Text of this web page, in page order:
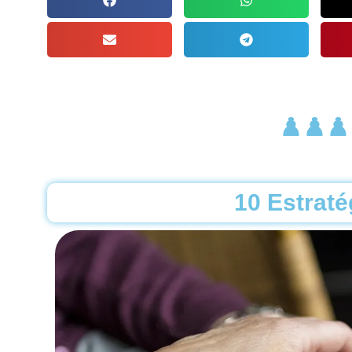
♟️♟️♟️
10